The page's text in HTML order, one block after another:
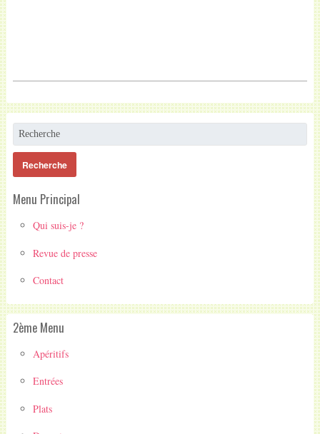
Menu Principal
Qui suis-je ?
Revue de presse
Contact
2ème Menu
Apéritifs
Entrées
Plats